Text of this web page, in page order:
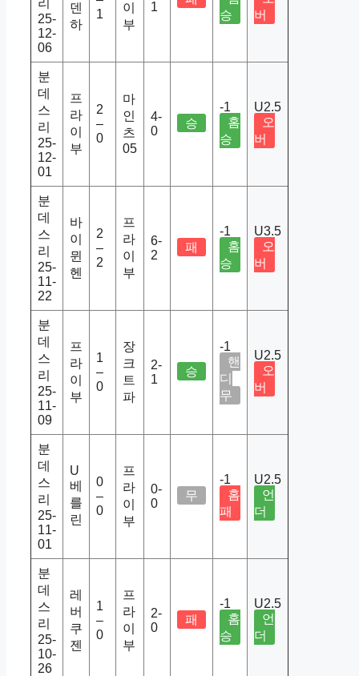
25-
12-
06
덴
하
1
이
부
1
승
버
분
데
스
리
25-
12-
01
프
라
이
부
2
–
0
마
인
츠
05
4-
0
승
-1
홈
승
U2.5
오
버
분
데
스
리
25-
11-
22
바
이
뮌
헨
2
–
2
프
라
이
부
6-
2
패
-1
홈
승
U3.5
오
버
분
데
스
리
25-
11-
09
프
라
이
부
1
–
0
장
크
트
파
2-
1
승
-1
핸
디
무
U2.5
오
버
분
데
스
리
25-
11-
01
U
베
를
린
0
–
0
프
라
이
부
0-
0
무
-1
홈
패
U2.5
언
더
분
데
스
리
25-
10-
26
레
버
쿠
젠
1
–
0
프
라
이
부
2-
0
패
-1
홈
승
U2.5
언
더